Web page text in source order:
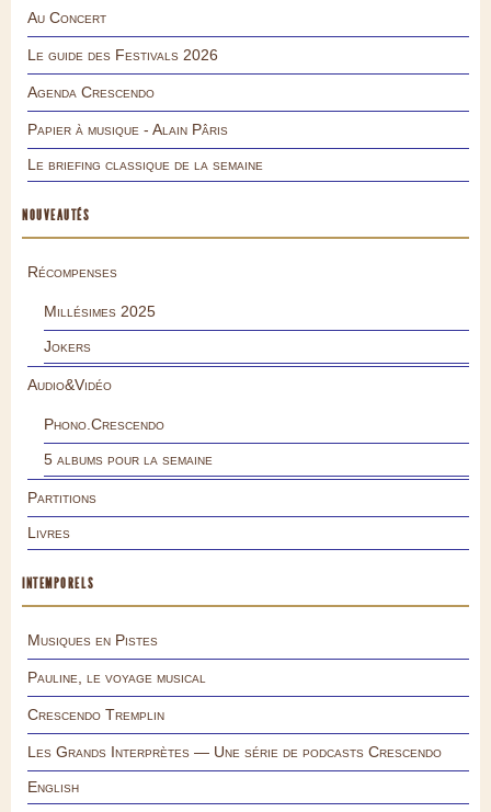
Au Concert
Le guide des Festivals 2026
Agenda Crescendo
Papier à musique - Alain Pâris
Le briefing classique de la semaine
NOUVEAUTÉS
Récompenses
Millésimes 2025
Jokers
Audio&Vidéo
Phono.Crescendo
5 albums pour la semaine
Partitions
Livres
INTEMPORELS
Musiques en Pistes
Pauline, le voyage musical
Crescendo Tremplin
Les Grands Interprètes — Une série de podcasts Crescendo
English